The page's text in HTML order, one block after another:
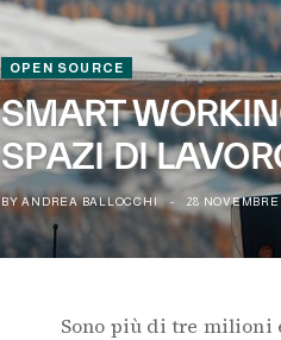
OPEN SOURCE
SMART
SPAZI DI
BY ANDREA BALLOCCHI 28 NOVEMBRE
Sono più di tre